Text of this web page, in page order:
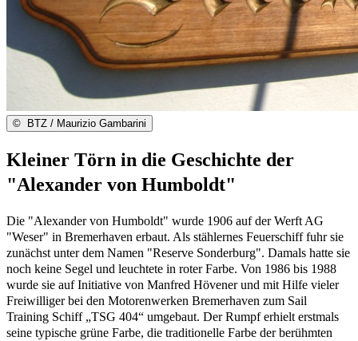
© BTZ / Maurizio Gambarini
Kleiner Törn in die Geschichte der
"Alexander von Humboldt"
Die "Alexander von Humboldt" wurde 1906 auf der Werft AG
"Weser" in Bremerhaven erbaut. Als stählernes Feuerschiff fuhr sie
zunächst unter dem Namen "Reserve Sonderburg". Damals hatte sie
noch keine Segel und leuchtete in roter Farbe. Von 1986 bis 1988
wurde sie auf Initiative von Manfred Hövener und mit Hilfe vieler
Freiwilliger bei den Motorenwerken Bremerhaven zum Sail
Training Schiff „TSG 404“ umgebaut. Der Rumpf erhielt erstmals
seine typische grüne Farbe, die traditionelle Farbe der berühmten